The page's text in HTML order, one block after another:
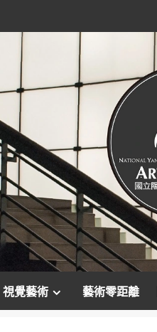
視覺藝術 藝術零距離